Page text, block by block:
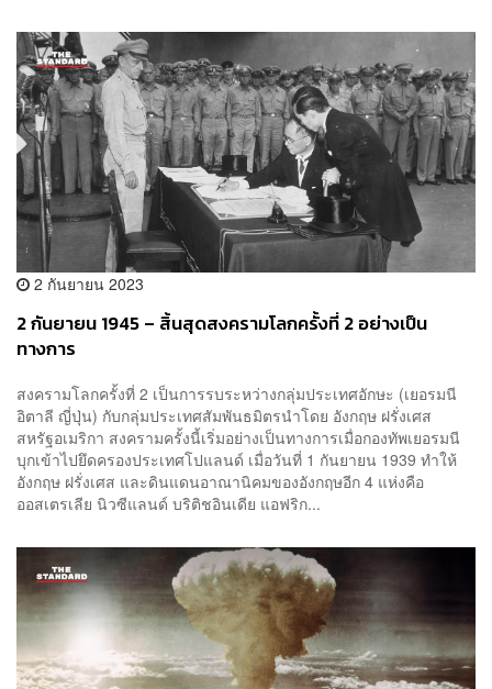
2 กันยายน 2023
2 กันยายน 1945 – สิ้นสุดสงครามโลกครั้งที่ 2 อย่างเป็น
ทางการ
สงครามโลกครั้งที่ 2 เป็นการรบระหว่างกลุ่มประเทศอักษะ (เยอรมนี
อิตาลี ญี่ปุ่น) กับกลุ่มประเทศสัมพันธมิตรนำโดย อังกฤษ ฝรั่งเศส
สหรัฐอเมริกา สงครามครั้งนี้เริ่มอย่างเป็นทางการเมื่อกองทัพเยอรมนี
บุกเข้าไปยึดครองประเทศโปแลนด์ เมื่อวันที่ 1 กันยายน 1939 ทำให้
อังกฤษ ฝรั่งเศส และดินแดนอาณานิคมของอังกฤษอีก 4 แห่งคือ
ออสเตรเลีย นิวซีแลนด์ บริติชอินเดีย แอฟริก...